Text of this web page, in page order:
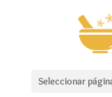
Seleccionar